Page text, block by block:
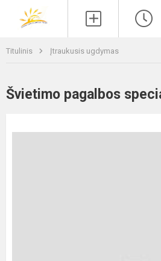
Titulinis Įtraukusis ugdymas
Švietimo pagalbos